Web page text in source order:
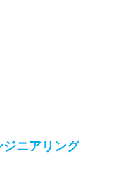
ニアリング